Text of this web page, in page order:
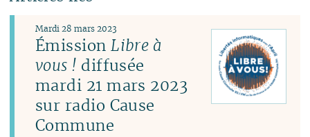
ÉmissionLibre à
vous ! diffusée
mardi 21 mars 2023
sur radio Cause
Commune
Mardi 28 mars 2023